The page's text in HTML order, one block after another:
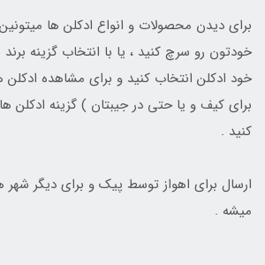
برای دیدن محصولات و انواع ادکلن ها
خودتون رو سرچ کنید ، یا با انتخاب گزینه برند
خود ادکلن انتخاب کنید و برای مشاهده
برای کیف و یا حتی در جیبتان ) گزینه ادکلن
کنید .
ارسال برای اهواز توسط پیک و برای دیگر
میشه .